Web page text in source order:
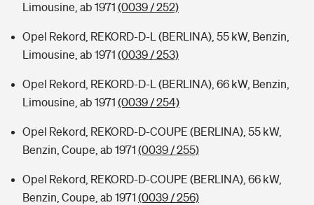
Limousine, ab 1971 (0039 / 252)
Opel Rekord, REKORD-D-L (BERLINA), 55 kW, Benzin,
Limousine, ab 1971 (0039 / 253)
Opel Rekord, REKORD-D-L (BERLINA), 66 kW, Benzin,
Limousine, ab 1971 (0039 / 254)
Opel Rekord, REKORD-D-COUPE (BERLINA), 55 kW,
Benzin, Coupe, ab 1971 (0039 / 255)
Opel Rekord, REKORD-D-COUPE (BERLINA), 66 kW,
Benzin, Coupe, ab 1971 (0039 / 256)